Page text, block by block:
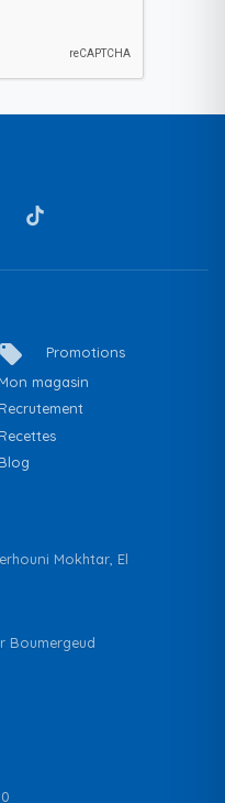
local_offer
Promotions
Mon magasin
Recrutement
Recettes
Blog
Mokhtar, El
Boumergeud